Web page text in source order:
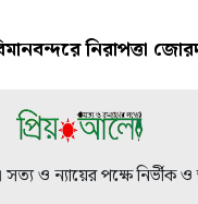
নিরাপত্তা
ও ন্যায়ের পক্ষে নির্ভীক